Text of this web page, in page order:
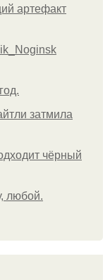
артефакт
затмила
чёрный
любой.